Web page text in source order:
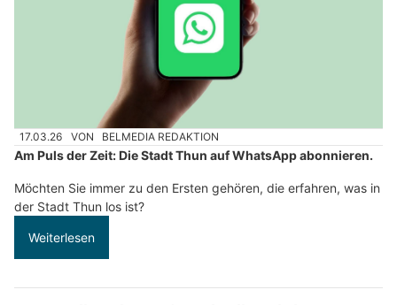
17.03.26 VON BELMEDIA REDAKTION
Am Puls der Zeit: Die Stadt Thun auf WhatsApp abonnieren.
Möchten Sie immer zu den Ersten gehören, die erfahren, was in
der Stadt Thun los ist?
Weiterlesen